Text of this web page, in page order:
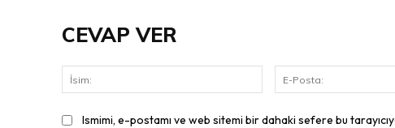
CEVAP VER
Ismimi, e-postamı ve web sitemi bir dahaki sefere bu